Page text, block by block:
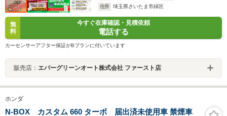
住所
埼玉県さいたま市緑区
無
料
今すぐ在庫確認・見積依頼
電話する
カーセンサーアフター保証がBプランに付いています
販売店： エバーグリーンオート株式会社 ファースト店
ホンダ
N-BOX カスタム 660 ターボ 届出済未使用車 禁煙車